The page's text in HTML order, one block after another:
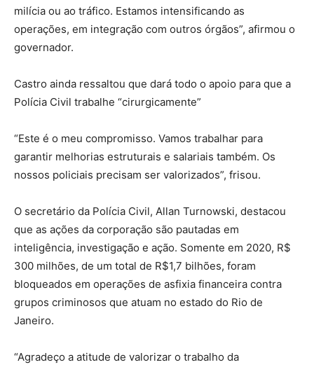
milícia ou ao tráfico. Estamos intensificando as
operações, em integração com outros órgãos”, afirmou o
governador.
Castro ainda ressaltou que dará todo o apoio para que a
Polícia Civil trabalhe “cirurgicamente”
“Este é o meu compromisso. Vamos trabalhar para
garantir melhorias estruturais e salariais também. Os
nossos policiais precisam ser valorizados”, frisou.
O secretário da Polícia Civil, Allan Turnowski, destacou
que as ações da corporação são pautadas em
inteligência, investigação e ação. Somente em 2020, R$
300 milhões, de um total de R$1,7 bilhões, foram
bloqueados em operações de asfixia financeira contra
grupos criminosos que atuam no estado do Rio de
Janeiro.
“Agradeço a atitude de valorizar o trabalho da